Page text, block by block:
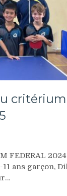
critérium
FEDERAL
ans garçon,